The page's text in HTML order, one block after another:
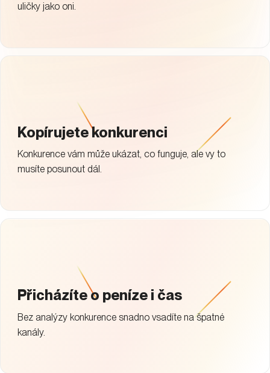
uličky jako oni.
Kopírujete konkurenci
Konkurence vám může ukázat, co funguje, ale vy to
musíte posunout dál.
Přicházíte o peníze i čas
Bez analýzy konkurence snadno vsadíte na špatné
kanály.